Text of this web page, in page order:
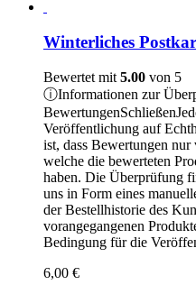
Winterliches
Bewertet mit 5.00 von 5
ⓘInformationen zur
BewertungenSchließen
Veröffentlichung auf
ist, dass Bewertungen nur
welche die bewerteten
haben. Die Überprüfung
uns in Form eines
der Bestellhistorie des
vorangegangenen
Bedingung für die
6,00 €